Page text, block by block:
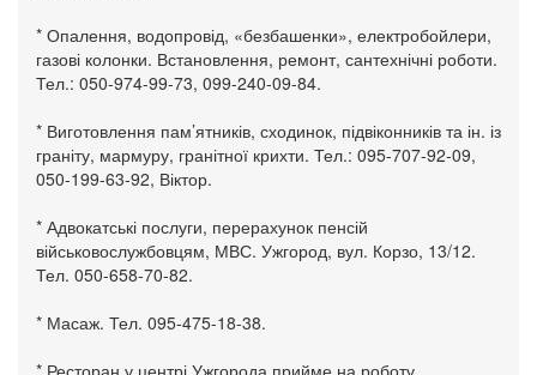
* Опалення, водопровід, «безбашенки», електробойлери,
газові колонки. Встановлення, ремонт, сантехнічні роботи.
Тел.: 050-974-99-73, 099-240-09-84.
* Виготовлення пам’ятників, сходинок, підвіконників та ін. із
граніту, мармуру, гранітної крихти. Тел.: 095-707-92-09,
050-199-63-92, Віктор.
* Адвокатські послуги, перерахунок пенсій
військовослужбовцям, МВС. Ужгород, вул. Корзо, 13/12.
Тел. 050-658-70-82.
* Масаж. Тел. 095-475-18-38.
* Ресторан у центрі Ужгорода прийме на роботу